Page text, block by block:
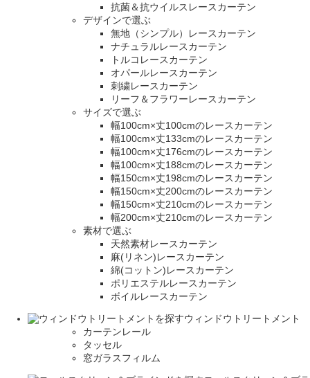
抗菌＆抗ウイルスレースカーテン
デザインで選ぶ
無地（シンプル）レースカーテン
ナチュラルレースカーテン
トルコレースカーテン
オパールレースカーテン
刺繍レースカーテン
リーフ＆フラワーレースカーテン
サイズで選ぶ
幅100cm×丈100cmのレースカーテン
幅100cm×丈133cmのレースカーテン
幅100cm×丈176cmのレースカーテン
幅100cm×丈188cmのレースカーテン
幅150cm×丈198cmのレースカーテン
幅150cm×丈200cmのレースカーテン
幅150cm×丈210cmのレースカーテン
幅200cm×丈210cmのレースカーテン
素材で選ぶ
天然素材レースカーテン
麻(リネン)レースカーテン
綿(コットン)レースカーテン
ポリエステルレースカーテン
ボイルレースカーテン
ウィンドウトリートメント
カーテンレール
タッセル
窓ガラスフィルム